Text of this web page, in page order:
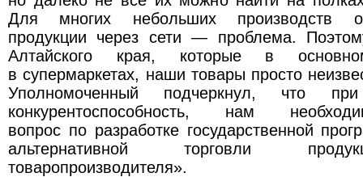
Для многих небольших производств
продукции через сети — проблема.
Алтайского края, которые в
в супермаркетах, наши товары просто
Уполномоченный подчеркнул, что
конкурентоспособность, нам
вопрос по разработке государственной
альтернативной торговли
товаропроизводителя».